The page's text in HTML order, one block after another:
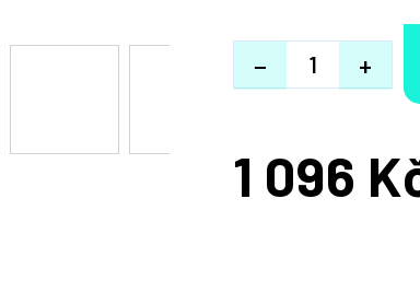
+
−
1 096
Měrná